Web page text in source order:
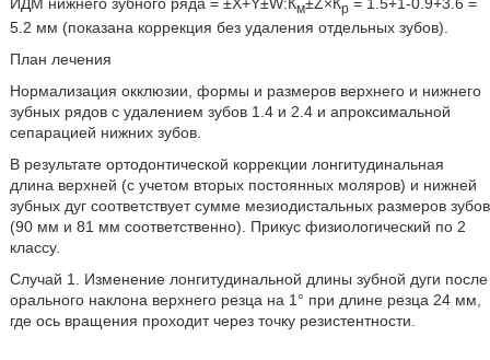
м p
5.2 мм (показана коррекция без удаления отдельных зубов).
План лечения
Нормализация окклюзии, формы и размеров верхнего и нижнего
зубных рядов с удалением зубов 1.4 и 2.4 и апроксимальной
сепарацией нижних зубов.
В результате ортодонтической коррекции лонгитудинальная
длина верхней (с учетом вторых постоянных моляров) и нижней
зубных дуг соответствует сумме мезиодистальных размеров зубов
(90 мм и 81 мм соответственно). Прикус физиологический по 2
классу.
Случай 1. Изменение лонгитудинальной длины зубной дуги после
орального наклона верхнего резца на 1° при длине резца 24 мм,
где ось вращения проходит через точку резистентности.